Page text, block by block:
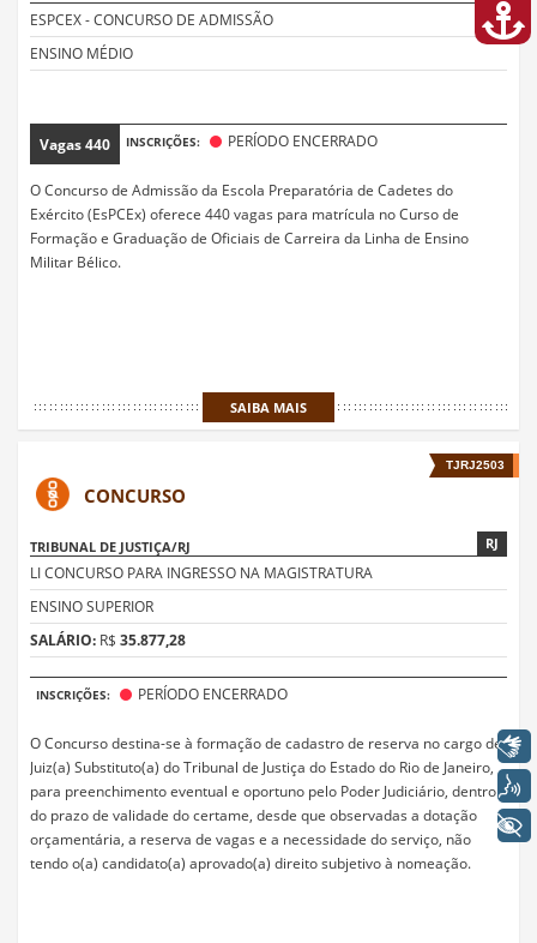
ESPCEX - CONCURSO DE ADMISSÃO
ENSINO MÉDIO
Vagas440 INSCRIÇÕES: PERÍODO ENCERRADO
O Concurso de Admissão da Escola Preparatória de Cadetes do
Exército (EsPCEx) oferece 440 vagas para matrícula no Curso de
Formação e Graduação de Oficiais de Carreira da Linha de Ensino
Militar Bélico.
SAIBA MAIS
TJRJ2503
CONCURSO
TRIBUNAL DE JUSTIÇA/RJ RJ
LI CONCURSO PARA INGRESSO NA MAGISTRATURA
ENSINO SUPERIOR
SALÁRIO: R$ 35.877,28
INSCRIÇÕES: PERÍODO ENCERRADO
O Concurso destina-se à formação de cadastro de reserva no cargo de
Juiz(a) Substituto(a) do Tribunal de Justiça do Estado do Rio de Janeiro,
para preenchimento eventual e oportuno pelo Poder Judiciário, dentro
do prazo de validade do certame, desde que observadas a dotação
orçamentária, a reserva de vagas e a necessidade do serviço, não
tendo o(a) candidato(a) aprovado(a) direito subjetivo à nomeação.
Libras
Voz
+ Acessibilidade